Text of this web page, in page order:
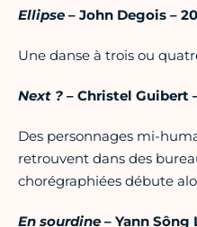
Ellipse – John Degois –
Une danse à trois ou
Next ? – Christel Guibert
Des personnages mi-
retrouvent dans des
chorégraphiées débute
En sourdine – Yann Sông